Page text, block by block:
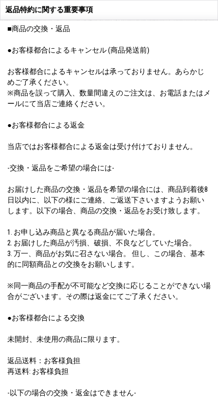
返品特約に関する重要事項
■商品の交換・返品
●お客様都合によるキャンセル (商品発送前)
お客様都合によるキャンセルは承っておりません。あらかじ
めご了承ください。
※商品を誤って購入、数量間違えのご注文は、お電話またはメ
ールにて当店ご連絡ください。
●お客様都合による返金
当店ではお客様都合による返金は受け付けておりません。
-交換・返品をご希望の場合には-
お届けした商品の交換・返品を希望の場合には、商品到着後8
日以内に、以下の様にご連絡、ご返送下さいますようお願い
します。以下の場合、商品の交換・返品をお受け致します。
1. お申し込み商品と異なる商品が届いた場合。
2. お届けした商品が汚損、破損、不良などしていた場合。
3. 万一、商品がお気に召さない場合。 但し、この場合、基本
的に同額商品との交換をお願いします。
※同一商品の手配が不可能など交換に応じることができない場
合がございます。その際は返金にてご了承ください。
●お客様都合による交換
未開封、未使用の商品に限ります。
返品送料：お客様負担
再送料: お客様負担
-以下の場合の交換・返金はできません-